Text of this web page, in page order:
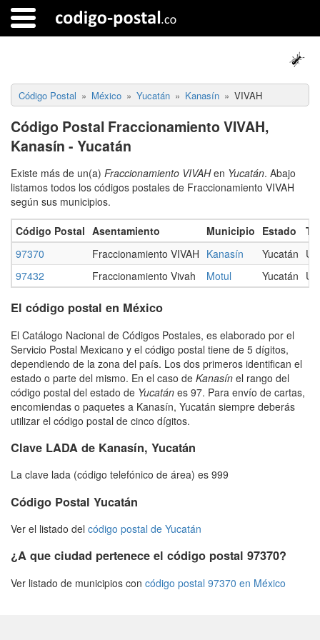
Código Postal México Yucatán Kanasín VIVAH
Código Postal Fraccionamiento VIVAH,
Kanasín - Yucatán
Existe más de un(a) Fraccionamiento VIVAHen Yucatán. Abajo
listamos todos los códigos postales de Fraccionamiento VIVAH
según sus municipios.
Código Postal Asentamiento Municipio Estado
97370
Fraccionamiento VIVAH Kanasín Yucatán
97432
Fraccionamiento Vivah Motul Yucatán
El código postal en México
El Catálogo Nacional de Códigos Postales, es elaborado por el
Servicio Postal Mexicano y el código postal tiene de 5 dígitos,
dependiendo de la zona del país. Los dos primeros identifican el
estado o parte del mismo. En el caso de Kanasín el rango del
código postal del estado de Yucatán es 97. Para envío de cartas,
encomiendas o paquetes a Kanasín, Yucatán siempre deberás
utilizar el código postal de cinco dígitos.
Clave LADA de Kanasín, Yucatán
La clave lada (código telefónico de área) es 999
Código Postal Yucatán
Ver el listado del código postal de Yucatán
¿A que ciudad pertenece el código postal 97370?
Ver listado de municipios con código postal 97370 en México